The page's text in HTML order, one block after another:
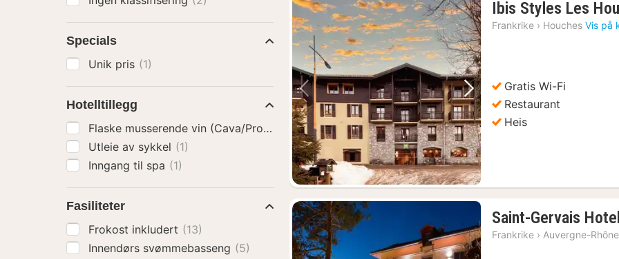
Forrige bilde Neste bilde
Ibis Styles Les
Frankrike › Houches Vis på
Gratis Wi-Fi
Restaurant
Heis
Saint-Gervais
Frankrike › Auvergne-
Specials
Unik pris (1)
Hotelltillegg
Flaske musserende vin (Cava/Prosecco)(1)
Utleie av sykkel (1)
Inngang til spa (1)
Fasiliteter
Frokost inkludert (13)
Innendørs svømmebasseng (5)